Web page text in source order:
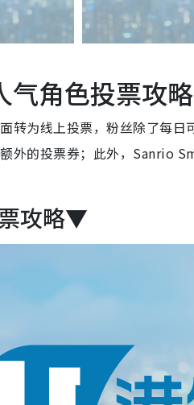
气角色投票攻略
转为线上投票，粉丝除了每日
外的投票券；此外，Sanrio
攻略▼